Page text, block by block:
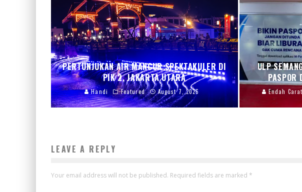
PERTUNJUKAN AIR MANCUR SPEKTAKULER DI
PIK 2, JAKARTA UTARA
Handi Featured August 7, 2026
ULP
PASPOR
Endah
LEAVE A REPLY
Your email address will not be published. Required fields are marked *